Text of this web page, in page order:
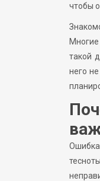
чтобы
такой
него